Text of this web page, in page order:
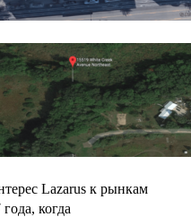
Lazarus к рынкам
когда